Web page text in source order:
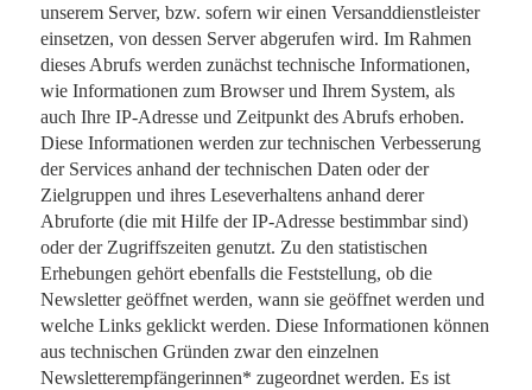
unserem Server, bzw. sofern wir einen Versanddienstleister
einsetzen, von dessen Server abgerufen wird. Im Rahmen
dieses Abrufs werden zunächst technische Informationen,
wie Informationen zum Browser und Ihrem System, als
auch Ihre IP-Adresse und Zeitpunkt des Abrufs erhoben.
Diese Informationen werden zur technischen Verbesserung
der Services anhand der technischen Daten oder der
Zielgruppen und ihres Leseverhaltens anhand derer
Abruforte (die mit Hilfe der IP-Adresse bestimmbar sind)
oder der Zugriffszeiten genutzt. Zu den statistischen
Erhebungen gehört ebenfalls die Feststellung, ob die
Newsletter geöffnet werden, wann sie geöffnet werden und
welche Links geklickt werden. Diese Informationen können
aus technischen Gründen zwar den einzelnen
Newsletterempfängerinnen* zugeordnet werden. Es ist